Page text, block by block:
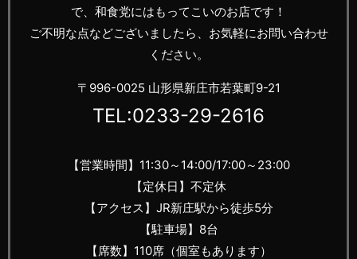
で、和食党にはもってこいのお店です！
ご不明な点などございましたら、お気軽にお問い合わせ
ください。
〒996-0025 山形県新庄市若葉町9-21
TEL:0233-29-2616
【営業時間】11:30～14:00/17:00～23:00
【定休日】不定休
【アクセス】JR新庄駅から徒歩5分
【駐車場】8台
【席数】110席（個室もあります）